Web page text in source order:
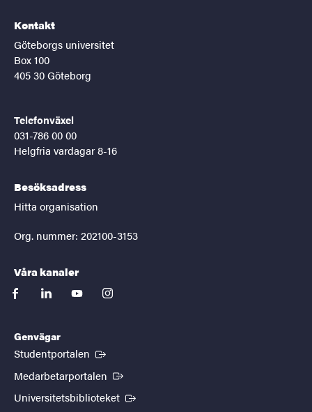
Kontakt
Göteborgs universitet
Box 100
405 30 Göteborg
Telefonväxel
031-786 00 00
Helgfria vardagar 8-16
Besöksadress
Hitta organisation
Org. nummer: 202100-3153
Våra kanaler
facebooklinkedinyoutubeinstagram
Genvägar
Studentportalen (Extern länk)
Medarbetarportalen (Extern länk)
Universitetsbiblioteket (Extern länk)